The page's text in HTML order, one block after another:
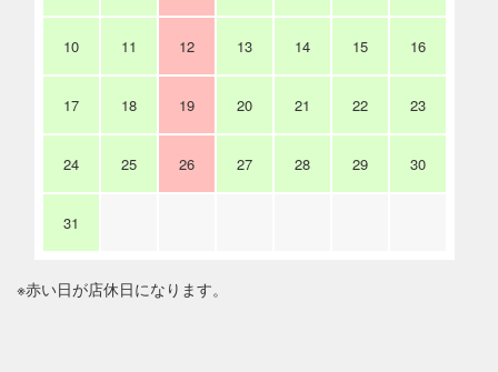
10 11 12 13 14 15 16
17 18 19 20 21 22 23
24 25 26 27 28 29 30
31
※赤い日が店休日になります。